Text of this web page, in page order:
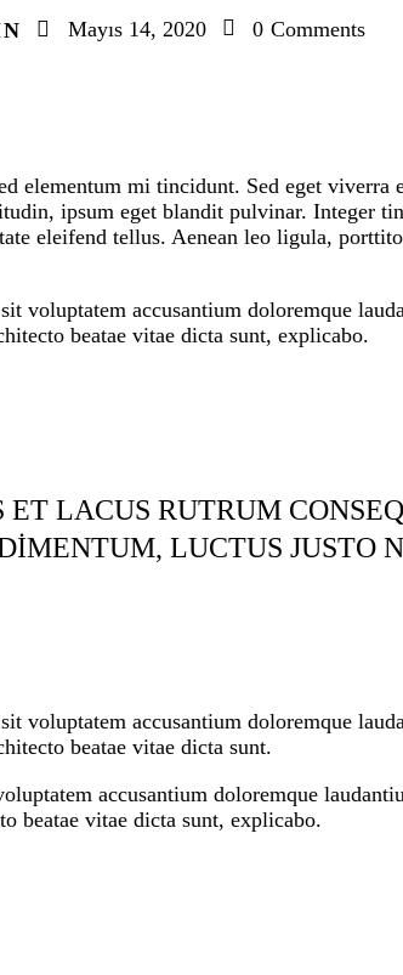
Mayıs 14, 2020 0 Comments
elementum mi tincidunt. Sed eget viverra
ipsum eget blandit pulvinar. Integer
eleifend tellus. Aenean leo ligula,
voluptatem accusantium doloremque
beatae vitae dicta sunt, explicabo.
LACUS RUTRUM
LUCTUS JUSTO
voluptatem accusantium doloremque
beatae vitae dicta sunt.
accusantium doloremque
beatae vitae dicta sunt, explicabo.